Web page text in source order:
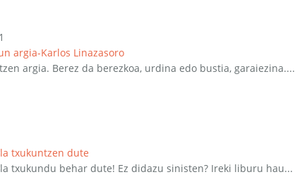
argia-Karlos Linazasoro
argia. Berez da berezkoa, urdina edo bustia, garaiezina....
txukuntzen dute
txukundu behar dute! Ez didazu sinisten? Ireki liburu hau...